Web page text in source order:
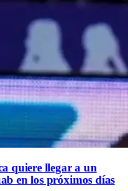
quiere llegar a un
en los próximos días